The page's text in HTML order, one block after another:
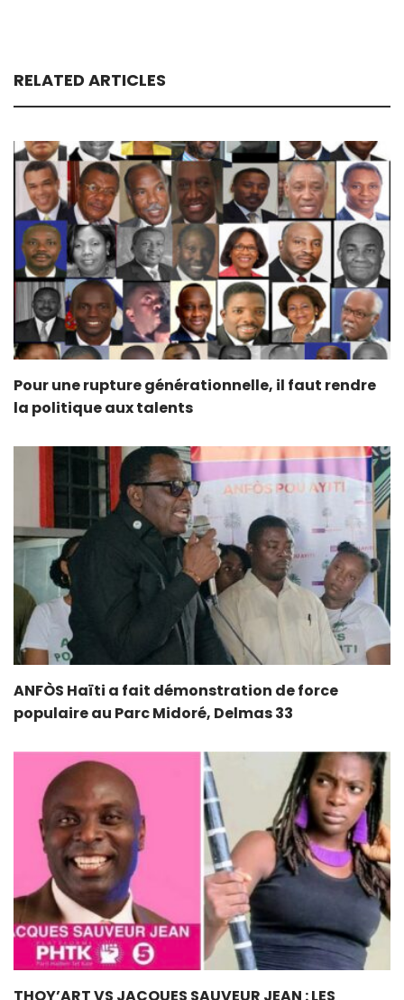
RELATED ARTICLES
Pour une rupture générationnelle, il faut rendre
la politique aux talents
ANFÒS Haïti a fait démonstration de force
populaire au Parc Midoré, Delmas 33
THOY’ART VS JACQUES SAUVEUR JEAN : LES